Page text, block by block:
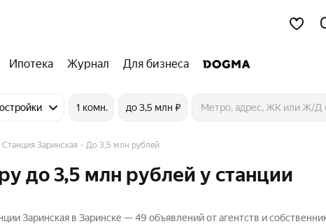
Ипотека Журнал Для бизнеса
1 комн. до 3,5 млн ₽
Станция Заринская До 3,5 млн рублей
до 3,5 млн рублей у станции
Заринская в Заринске — 49 объявлений от агентств и